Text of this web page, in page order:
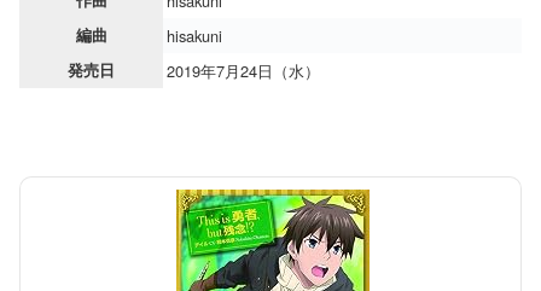
編曲 hisakuni
発売日 2019年7月24日（水）